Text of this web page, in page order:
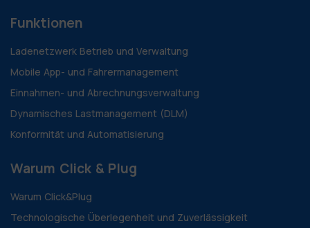
Funktionen
Ladenetzwerk Betrieb und Verwaltung
Mobile App- und Fahrermanagement
Einnahmen- und Abrechnungsverwaltung
Dynamisches Lastmanagement (DLM)
Konformität und Automatisierung
Warum Click & Plug
Warum Click&Plug
Technologische Überlegenheit und Zuverlässigkeit